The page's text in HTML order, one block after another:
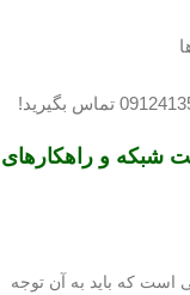
شبکه و راهکارهای
است که باید به آن توجه